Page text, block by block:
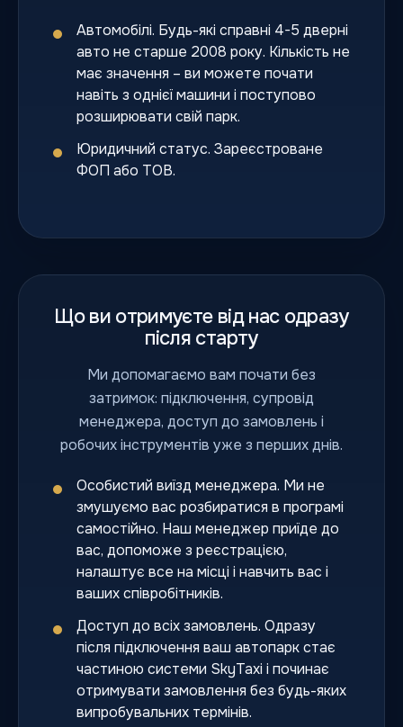
Автомобілі. Будь-які справні 4-5 дверні
авто не старше 2008 року. Кількість не
має значення – ви можете почати
навіть з однієї машини і поступово
розширювати свій парк.
Юридичний статус. Зареєстроване
ФОП або ТОВ.
Що ви отримуєте від нас одразу
після старту
Ми допомагаємо вам почати без
затримок: підключення, супровід
менеджера, доступ до замовлень і
робочих інструментів уже з перших днів.
Особистий виїзд менеджера. Ми не
змушуємо вас розбиратися в програмі
самостійно. Наш менеджер приїде до
вас, допоможе з реєстрацією,
налаштує все на місці і навчить вас і
ваших співробітників.
Доступ до всіх замовлень. Одразу
після підключення ваш автопарк стає
частиною системи SkyTaxi і починає
отримувати замовлення без будь-яких
випробувальних термінів.